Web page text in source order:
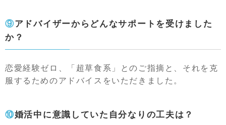
⑨アドバイザーからどんなサポートを受けました
か？
恋愛経験ゼロ、「超草食系」とのご指摘と、それを克
服するためのアドバイスをいただきました。
⑩婚活中に意識していた自分なりの工夫は？